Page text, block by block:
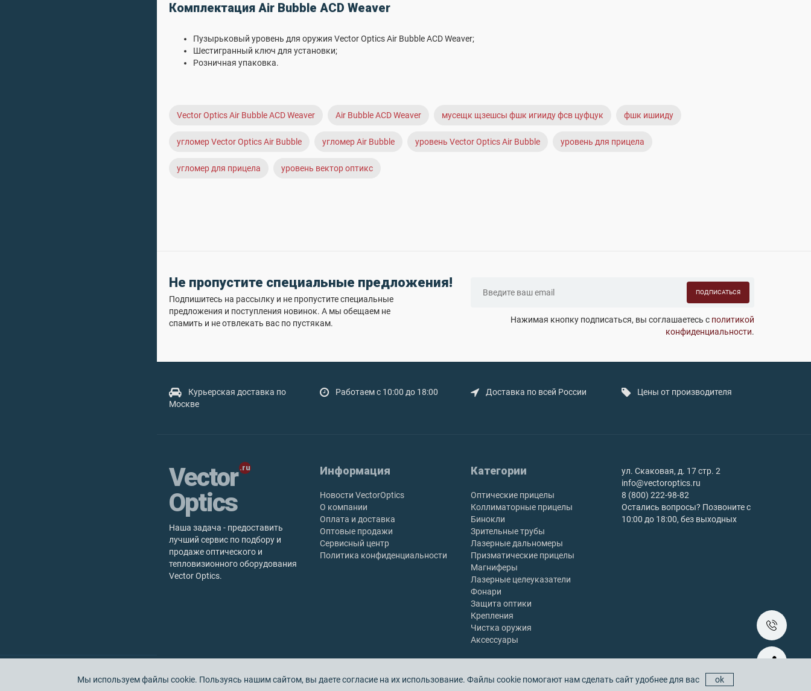
info@vectoroptics.ru
Комплектация Air Bubble ACD Weaver
Пузырьковый уровень для оружия Vector Optics Air Bubble ACD Weaver;
Шестигранный ключ для установки;
Розничная упаковка.
Vector Optics Air Bubble ACD Weaver Air Bubble ACD Weaver мусещк щзешсы фшк игииду фсв цуфцук фшк ишииду
угломер Vector Optics Air Bubble угломер Air Bubble уровень Vector Optics Air Bubble уровень для прицела
угломер для прицела уровень вектор оптикс
Не пропустите специальные предложения!
Подпишитесь на рассылку и не пропустите специальные
предложения и поступления новинок. А мы обещаем не
спамить и не отвлекать вас по пустякам.
ПОДПИСАТЬСЯ
Нажимая кнопку подписаться, вы соглашаетесь с политикой
конфиденциальности.
Курьерская доставка по
Москве
Работаем с 10:00 до 18:00 Доставка по всей России Цены от производителя
Vector
Optics
Наша задача - предоставить
лучший сервис по подбору и
продаже оптического и
тепловизионного оборудования
Vector Optics.
Информация
Новости VectorOptics
О компании
Оплата и доставка
Оптовые продажи
Сервисный центр
Политика конфиденциальности
Категории
Оптические прицелы
Коллиматорные прицелы
Бинокли
Зрительные трубы
Лазерные дальномеры
Призматические прицелы
Магниферы
Лазерные целеуказатели
Фонари
Защита оптики
Крепления
Чистка оружия
Аксессуары
ул. Скаковая, д. 17 стр. 2
info@vectoroptics.ru
8 (800) 222-98-82
Остались вопросы? Позвоните с
10:00 до 18:00, без выходных
Copyright © 2025 vectoroptics.ru
Мы используем файлы cookie. Пользуясь нашим сайтом, вы даете согласие на их использование. Файлы cookie помогают нам сделать сайт удобнее для вас ok